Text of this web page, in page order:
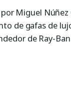
Miguel
de gafas de
de Ray-